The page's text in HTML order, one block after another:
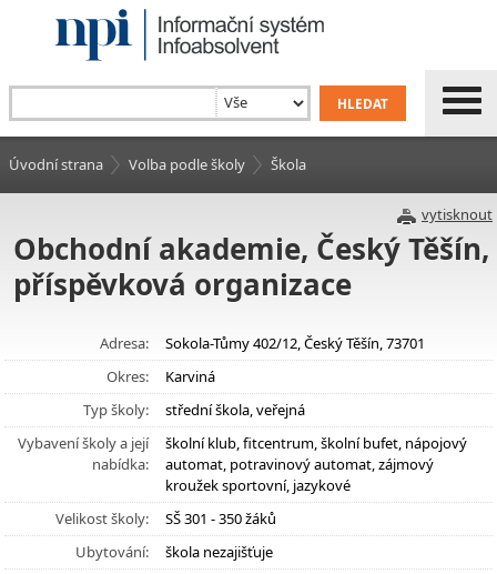
Úvodní strana Volba podle školy Škola
vytisknout
Obchodní akademie, Český Těšín,
příspěvková organizace
Adresa:
Sokola-Tůmy 402/12, Český Těšín, 73701
Okres:
Karviná
Typ školy:
střední škola, veřejná
Vybavení školy a její
nabídka:
školní klub, fitcentrum, školní bufet, nápojový
automat, potravinový automat, zájmový
kroužek sportovní, jazykové
Velikost školy:
SŠ 301 - 350 žáků
Ubytování:
škola nezajišťuje